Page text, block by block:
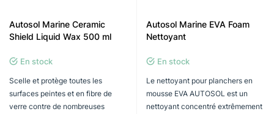
Autosol Marine Ceramic
Shield Liquid Wax 500 ml
En stock
Scelle et protège toutes les
surfaces peintes et en fibre de
verre contre de nombreuses
Autosol Marine EVA Foam
Nettoyant
En stock
Le nettoyant pour planchers en
mousse EVA AUTOSOL est un
nettoyant concentré extrêmement